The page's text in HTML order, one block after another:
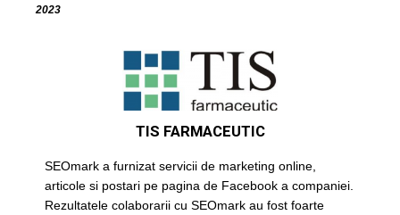
2023
TIS FARMACEUTIC
SEOmark a furnizat servicii de marketing online,
articole si postari pe pagina de Facebook a companiei.
Rezultatele colaborarii cu SEOmark au fost foarte